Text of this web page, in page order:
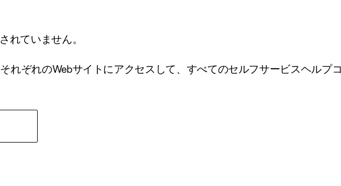
れていません。
れぞれのWebサイトにアクセスして、すべてのセルフサービスヘルプ